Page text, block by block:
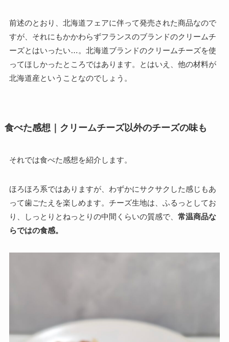
前述のとおり、北海道フェアに伴って発売された商品なので
すが、それにもかかわらずフランスのブランドのクリームチ
ーズとはいったい…。北海道ブランドのクリームチーズを使
ってほしかったところではあります。とはいえ、他の材料が
北海道産ということなのでしょう。
食べた感想｜クリームチーズ以外のチーズの味も
それでは食べた感想を紹介します。
ほろほろ系ではありますが、わずかにサクサクした感じもあ
って歯ごたえを楽しめます。チーズ生地は、ふるっとしてお
り、しっとりとねっとりの中間くらいの質感で、 常温商品な
らではの食感。